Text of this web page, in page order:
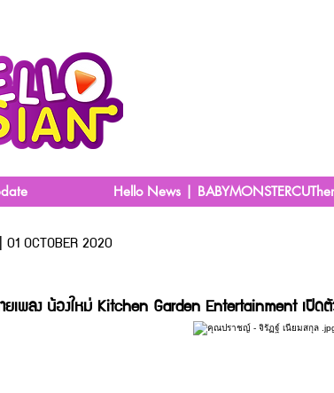
Hello News |
01 OCTOBER 2020
ยเพลง น้องใหม่ Kitchen Garden Entertainmentเปิด